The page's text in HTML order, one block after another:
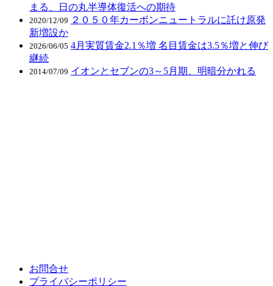
まる、日の丸半導体復活への期待
2020/12/09 ２０５０年カーボンニュートラルに託け原発
新増設か
2026/06/05 4月実質賃金2.1％増 名目賃金は3.5％増と伸び
継続
2014/07/09 イオンとセブンの3～5月期、明暗分かれる
お問合せ
プライバシーポリシー